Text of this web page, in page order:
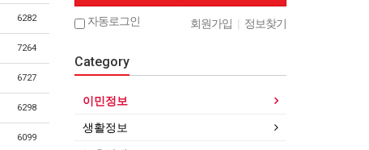
6282
7264
6727
6298
6099
자동로그인 회원가입 | 정보찾기
Category
이민정보
생활정보